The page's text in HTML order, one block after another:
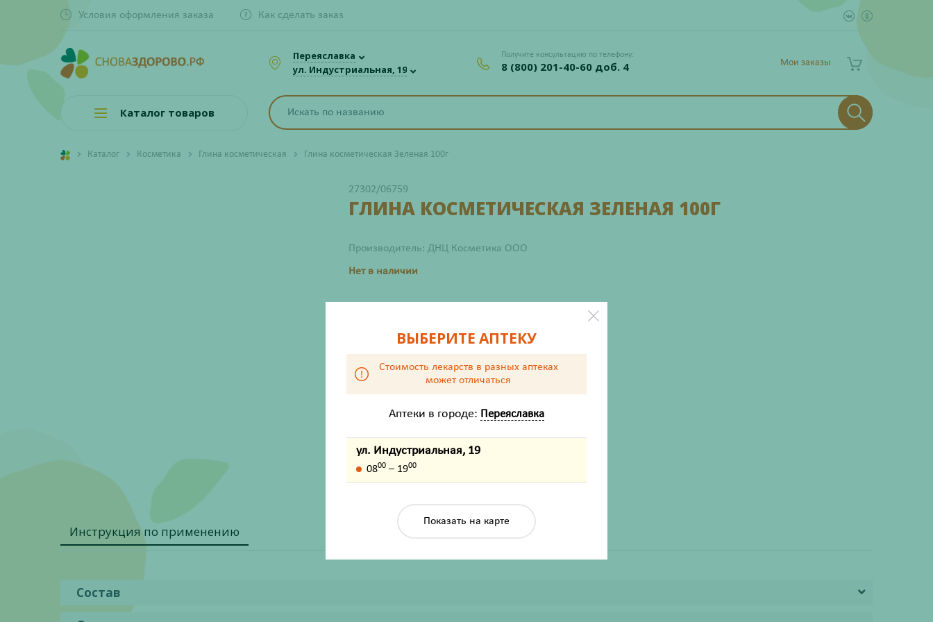
Условия оформления заказа Как сделать заказ
Переяславка
ул. Индустриальная, 19
Получите консультацию по телефону:
8 (800) 201-40-60 доб. 4 Мои заказы
Каталог товаров
Каталог Косметика Глина косметическая Глина косметическая Зеленая 100г
27302/06759
ГЛИНА КОСМЕТИЧЕСКАЯ ЗЕЛЕНАЯ 100Г
Производитель: ДНЦ Косметика ООО
Нет в наличии
ХАРАКТЕРИСТИКИ
Производитель
Жизненно важный
Нет
Инструкция по применению
Состав
ВЫБЕРИТЕ АПТЕКУ
Стоимость лекарств в разных аптеках
может отличаться
Аптеки в городе: Переяславка
ул. Индустриальная, 19
0800 – 1900
Показать на карте